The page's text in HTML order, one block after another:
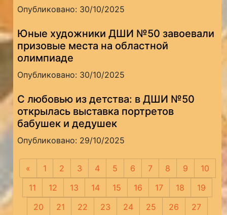
Опубликовано: 30/10/2025
Юные художники ДШИ №50 завоевали
призовые места на областной
олимпиаде
Опубликовано: 30/10/2025
С любовью из детства: в ДШИ №50
открылась выставка портретов
бабушек и дедушек
Опубликовано: 29/10/2025
« Предыдущая
1 2 3 4 5 6 7 8 9
10
11
12 13 14 15 16 17 18
19
20
21 22 23 24 25 26
27